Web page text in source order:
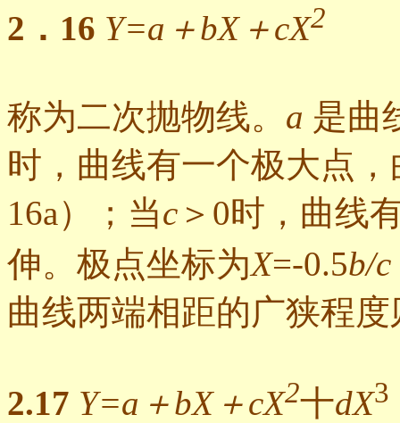
2．16 Y=a＋bX＋cX2
称为二次抛物线。 a 是曲
时，曲线有一个极大点
16a）；当c ＞0时，曲线
伸。极点坐标为X=-0.5b/c
曲线两端相距的广狭程
2.17 Y=a＋bX＋cX2十dX3